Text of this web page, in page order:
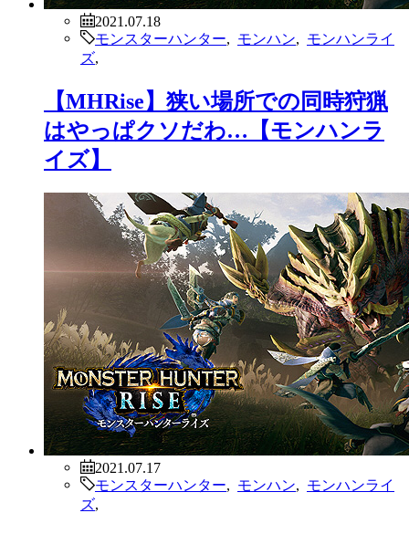
2021.07.18
モンスターハンター
モンハン
モンハンライ
ズ
【MHRise】狭い場所での同時狩猟
はやっぱクソだわ…【モンハンラ
イズ】
2021.07.17
モンスターハンター
モンハン
モンハンライ
ズ